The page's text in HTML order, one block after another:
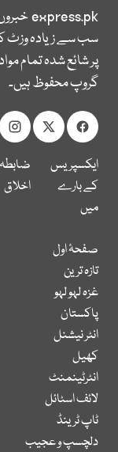
express.pk
سب سے زیادہ وزٹ
پر شائع شدہ تمام
گروپ محفوظ ہیں۔
ایکسپریس
کے بارے
میں
ضابطہ
اخلاق
صفحۂ اول
تازہ ترین
غزہ لہو لہو
پاکستان
انٹر نیشنل
کھیل
انٹرٹینمنٹ
لائف اسٹائل
ٹاپ ٹرینڈ
دلچسپ و عجیب